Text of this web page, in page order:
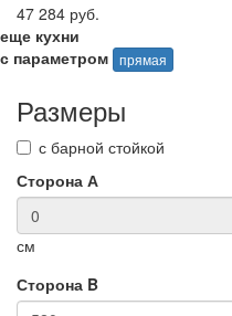
47 284 руб.
еще кухни
с параметром прямая
Размеры
с барной стойкой
Сторона А
см
Сторона B